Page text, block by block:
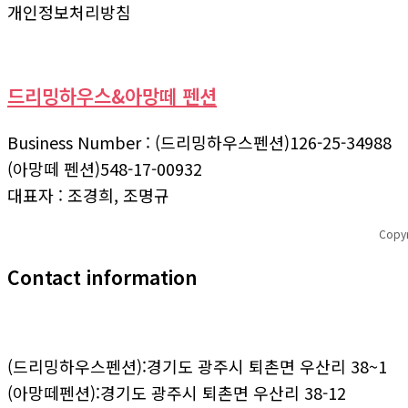
개인정보처리방침
드리밍하우스&아망떼 펜션
Business Number : (드리밍하우스펜션)126-25-34988
(아망떼 펜션)548-17-00932
대표자 : 조경희, 조명규
Contact information
(드리밍하우스펜션):경기도 광주시 퇴촌면 우산리 38~1
(아망떼펜션):경기도 광주시 퇴촌면 우산리 38-12